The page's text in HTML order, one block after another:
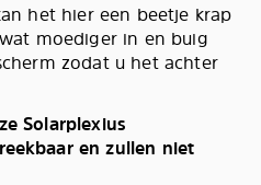
het hier een beetje krap
moediger in en buig
zodat u het achter
Solarplexius
en zullen niet